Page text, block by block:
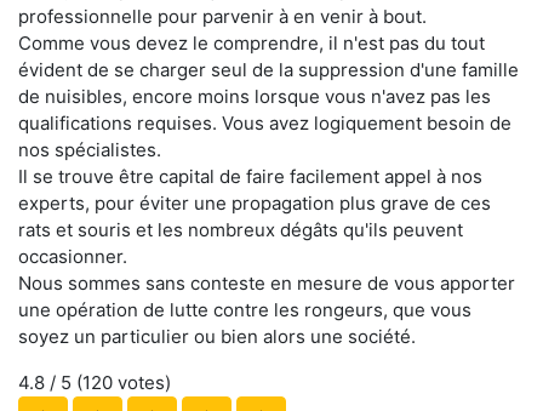
professionnelle pour parvenir à en venir à bout.
Comme vous devez le comprendre, il n'est pas du tout
évident de se charger seul de la suppression d'une famille
de nuisibles, encore moins lorsque vous n'avez pas les
qualifications requises. Vous avez logiquement besoin de
nos spécialistes.
Il se trouve être capital de faire facilement appel à nos
experts, pour éviter une propagation plus grave de ces
rats et souris et les nombreux dégâts qu'ils peuvent
occasionner.
Nous sommes sans conteste en mesure de vous apporter
une opération de lutte contre les rongeurs, que vous
soyez un particulier ou bien alors une société.
4.8 / 5 (120 votes)